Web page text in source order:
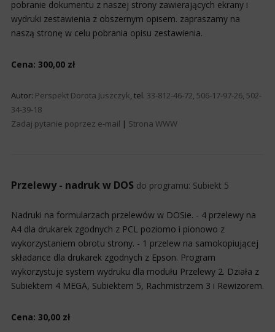
pobranie dokumentu z naszej strony zawierających ekrany i
wydruki zestawienia z obszernym opisem. zapraszamy na
naszą stronę w celu pobrania opisu zestawienia.
Cena: 300,00 zł
Autor: Perspekt Dorota Juszczyk, tel. 33-812-46-72, 506-17-97-26, 502-
34-39-18
Zadaj pytanie poprzez e-mail | Strona WWW
Przelewy - nadruk w DOS do programu: Subiekt 5
Nadruki na formularzach przelewów w DOSie. - 4 przelewy na
A4 dla drukarek zgodnych z PCL poziomo i pionowo z
wykorzystaniem obrotu strony. - 1 przelew na samokopiującej
składance dla drukarek zgodnych z Epson. Program
wykorzystuje system wydruku dla modułu Przelewy 2. Działa z
Subiektem 4 MEGA, Subiektem 5, Rachmistrzem 3 i Rewizorem.
Cena: 30,00 zł